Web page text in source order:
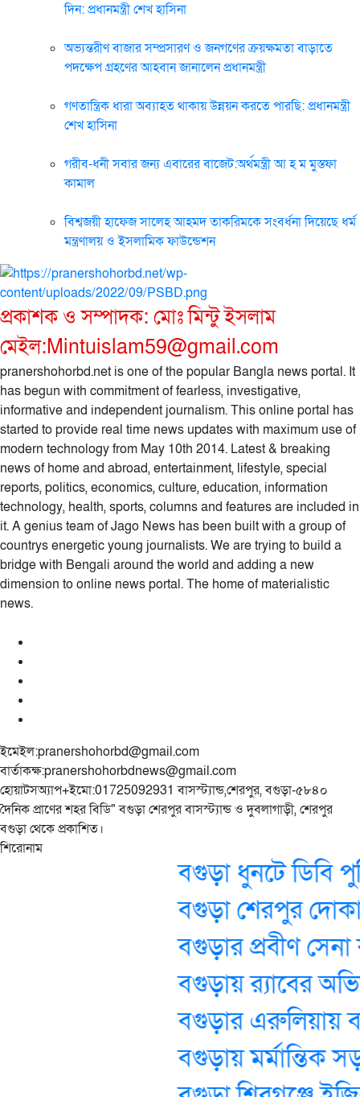
দিন: প্রধানমন্ত্রী শেখ হাসিনা
অভ্যন্তরীণ বাজার সম্প্রসারণ ও জনগণের ক্রয়ক্ষমতা বাড়াতে
পদক্ষেপ গ্রহণের আহবান জানালেন প্রধানমন্ত্রী
গণতান্ত্রিক ধারা অব্যাহত থাকায় উন্নয়ন করতে পারছি: প্রধানমন্ত্রী
শেখ হাসিনা
গরীব-ধনী সবার জন্য এবারের বাজেট:অর্থমন্ত্রী আ হ ম মুস্তফা
কামাল
বিশ্বজয়ী হাফেজ সালেহ আহমদ তাকরিমকে সংবর্ধনা দিয়েছে ধর্ম
মন্ত্রণালয় ও ইসলামিক ফাউন্ডেশন
প্রকাশক ও সম্পাদক: মোঃ মিন্টু ইসলাম
মেইল:Mintuislam59@gmail.com
pranershohorbd.net is one of the popular Bangla news portal. It
has begun with commitment of fearless, investigative,
informative and independent journalism. This online portal has
started to provide real time news updates with maximum use of
modern technology from May 10th 2014. Latest & breaking
news of home and abroad, entertainment, lifestyle, special
reports, politics, economics, culture, education, information
technology, health, sports, columns and features are included in
it. A genius team of Jago News has been built with a group of
countrys energetic young journalists. We are trying to build a
bridge with Bengali around the world and adding a new
dimension to online news portal. The home of materialistic
news.
ইমেইল:pranershohorbd@gmail.com
বার্তাকক্ষ:pranershohorbdnews@gmail.com
হোয়াটসঅ্যাপ+ইমো:01725092931 বাসস্ট্যান্ড,শেরপুর, বগুড়া-৫৮৪০
দৈনিক প্রাণের শহর বিডি" বগুড়া শেরপুর বাসস্ট্যান্ড ও দুবলাগাড়ী, শেরপুর
বগুড়া থেকে প্রকাশিত।
শিরোনাম
বগুড়া ধুনটে ডিবি
বগুড়া শেরপুর
বগুড়ার প্রবীণ সেনা
‎বগুড়ায় র‍্যাবের
বগুড়ার এরুলিয়ায়
বগুড়ায় মর্মান্তিক